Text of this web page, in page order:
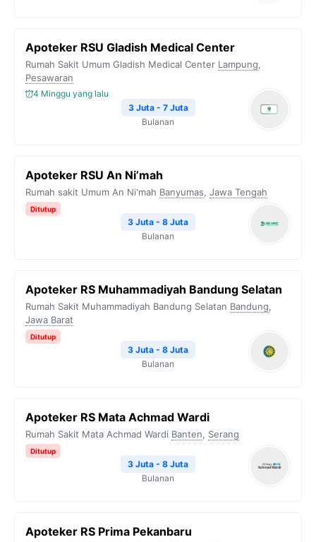
Apoteker RSU Gladish Medical Center
Rumah Sakit Umum Gladish Medical Center Lampung,
Pesawaran
4 Minggu yang lalu
3 Juta - 7 Juta
Bulanan
Apoteker RSU An Ni’mah
Rumah sakit Umum An Ni'mah Banyumas, Jawa Tengah
Ditutup
3 Juta - 8 Juta
Bulanan
Apoteker RS Muhammadiyah Bandung Selatan
Rumah Sakit Muhammadiyah Bandung Selatan Bandung,
Jawa Barat
Ditutup
3 Juta - 8 Juta
Bulanan
Apoteker RS Mata Achmad Wardi
Rumah Sakit Mata Achmad Wardi Banten, Serang
Ditutup
3 Juta - 8 Juta
Bulanan
Apoteker RS Prima Pekanbaru